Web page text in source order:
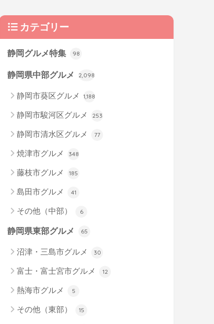
カテゴリー
静岡グルメ特集 98
静岡県中部グルメ 2,098
静岡市葵区グルメ 1,188
静岡市駿河区グルメ 253
静岡市清水区グルメ 77
焼津市グルメ 348
藤枝市グルメ 185
島田市グルメ 41
その他（中部） 6
静岡県東部グルメ 65
沼津・三島市グルメ 30
富士・富士宮市グルメ 12
熱海市グルメ 5
その他（東部） 15